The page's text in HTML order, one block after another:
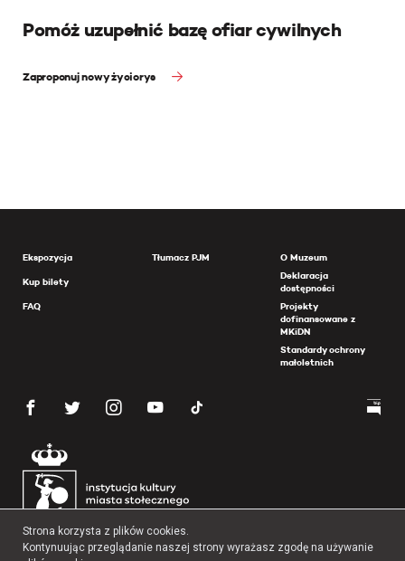
Pomóż uzupełnić bazę ofiar cywilnych
Zaproponuj nowy życiorys
Ekspozycja
Kup bilety
FAQ
Tłumacz PJM
O Muzeum
Deklaracja
dostępności
Projekty
dofinansowane z
MKiDN
Standardy ochrony
małoletnich
Strona korzysta z plików cookies.
Kontynuując przeglądanie naszej strony wyrażasz zgodę na używanie